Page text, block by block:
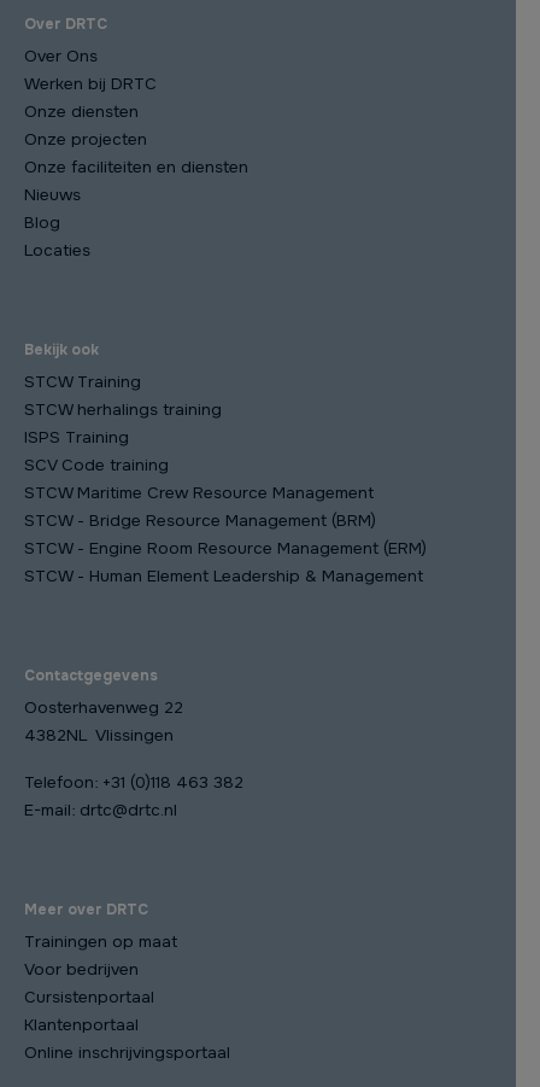
Over DRTC
Over Ons
Werken bij DRTC
Onze diensten
Onze projecten
Onze faciliteiten en diensten
Nieuws
Blog
Locaties
Bekijk ook
STCW Training
STCW herhalings training
ISPS Training
SCV Code training
STCW Maritime Crew Resource Management
STCW - Bridge Resource Management (BRM)
STCW - Engine Room Resource Management (ERM)
STCW - Human Element Leadership & Management
Contactgegevens
Oosterhavenweg 22
4382NL Vlissingen
Telefoon: +31 (0)118 463 382
E-mail: drtc@drtc.nl
Meer over DRTC
Trainingen op maat
Voor bedrijven
Cursistenportaal
Klantenportaal
Online inschrijvingsportaal